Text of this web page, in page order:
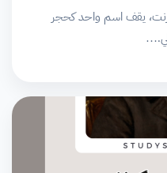
يقف اسم واحد كحجر
لي.…